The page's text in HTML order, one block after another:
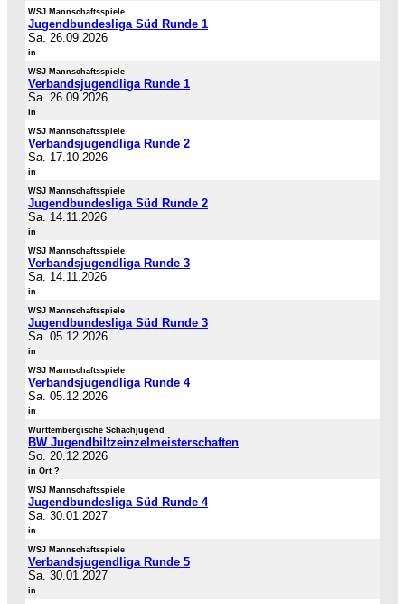
WSJ Mannschaftsspiele
Jugendbundesliga Süd Runde 1
Sa. 26.09.2026
in
WSJ Mannschaftsspiele
Verbandsjugendliga Runde 1
Sa. 26.09.2026
in
WSJ Mannschaftsspiele
Verbandsjugendliga Runde 2
Sa. 17.10.2026
in
WSJ Mannschaftsspiele
Jugendbundesliga Süd Runde 2
Sa. 14.11.2026
in
WSJ Mannschaftsspiele
Verbandsjugendliga Runde 3
Sa. 14.11.2026
in
WSJ Mannschaftsspiele
Jugendbundesliga Süd Runde 3
Sa. 05.12.2026
in
WSJ Mannschaftsspiele
Verbandsjugendliga Runde 4
Sa. 05.12.2026
in
Württembergische Schachjugend
BW Jugendbiltzeinzelmeisterschaften
So. 20.12.2026
in Ort ?
WSJ Mannschaftsspiele
Jugendbundesliga Süd Runde 4
Sa. 30.01.2027
in
WSJ Mannschaftsspiele
Verbandsjugendliga Runde 5
Sa. 30.01.2027
in